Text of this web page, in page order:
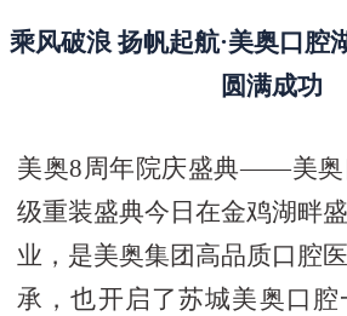
乘风破浪 扬帆起航·美奥口腔
圆满成功
美奥8周年院庆盛典——美奥
级重装盛典今日在金鸡湖畔
业，是美奥集团高品质口腔
承，也开启了苏城美奥口